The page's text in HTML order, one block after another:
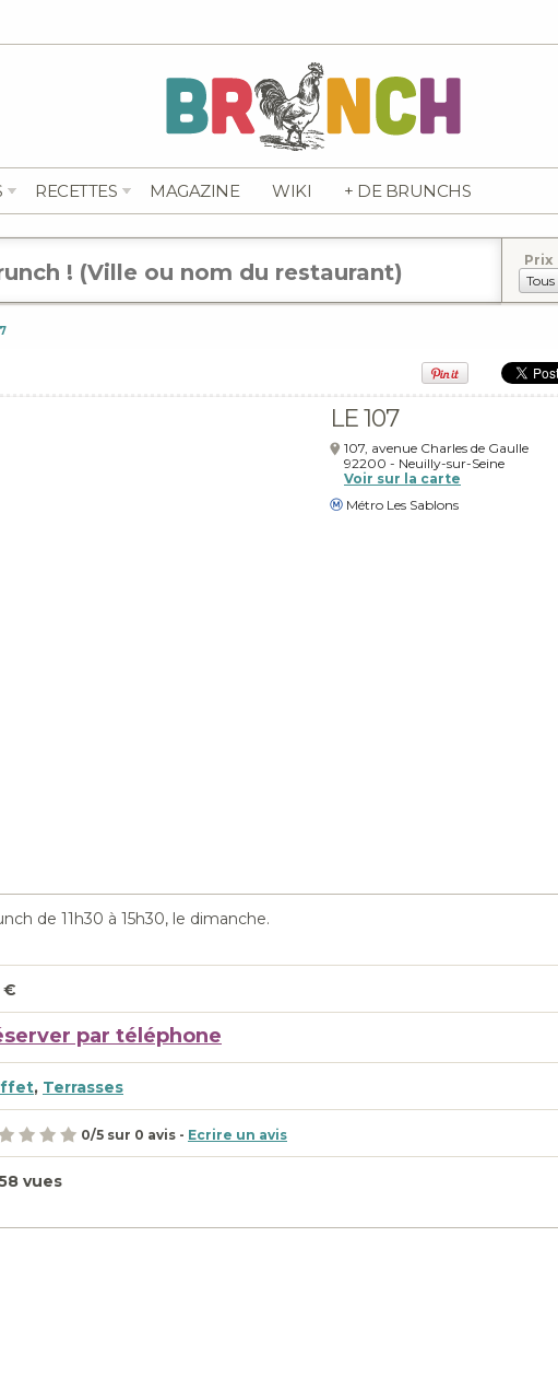
RECETTES MAGAZINE WIKI + DE BRUNCHS
Prix
LE 107
107, avenue Charles de Gaulle
92200 - Neuilly-sur-Seine
Voir sur la carte
Métro Les Sablons
de 11h30 à 15h30, le dimanche.
€
par téléphone
, Terrasses
0/5 sur 0 avis - Ecrire un avis
vues